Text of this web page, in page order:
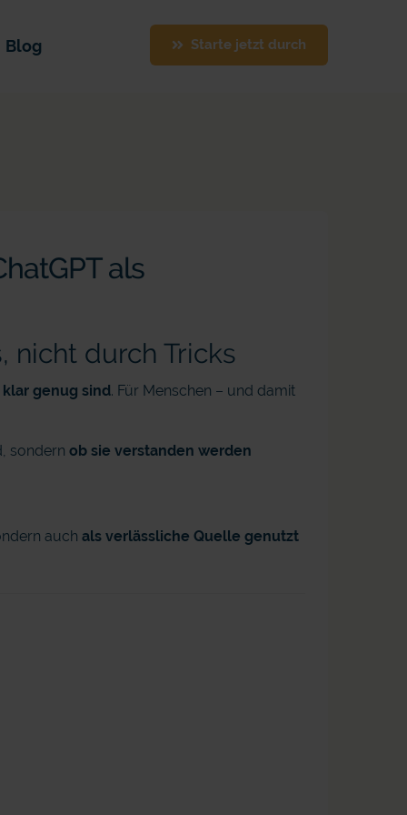
Blog Starte jetzt durch
als
nicht durch Tricks
genug sind. Für Menschen – und damit
sondern ob sie verstanden werden
auch als verlässliche Quelle genutzt